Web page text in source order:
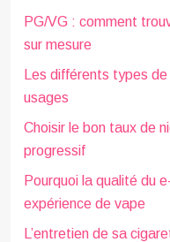
PG/VG : comment
sur mesure
Les différents types
usages
Choisir le bon taux de
progressif
Pourquoi la qualité du
expérience de vape
L’entretien de sa